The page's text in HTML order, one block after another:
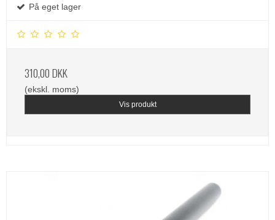
På eget lager
310,00 DKK
(ekskl. moms)
Vis produkt